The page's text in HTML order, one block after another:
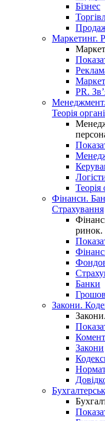
Бізнес
Маркетинг.
PR.
Менеджмент.
Теорія
Теорія
Фінанси.
Страхування
ринок.
Банки
Закони.
Закони